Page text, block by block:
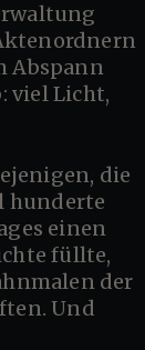
Abspann
viel Licht,
hunderte
einen
füllte,
der
Und